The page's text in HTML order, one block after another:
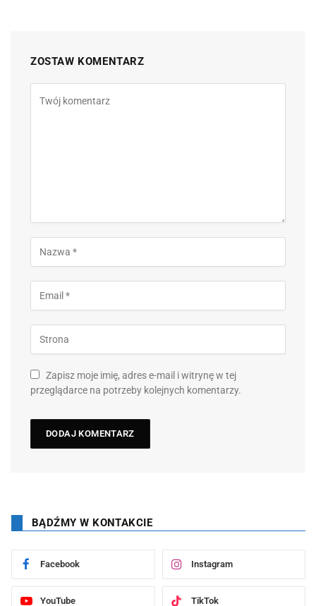
ZOSTAW KOMENTARZ
Zapisz moje imię, adres e-mail i witrynę w tej
przeglądarce na potrzeby kolejnych komentarzy.
BĄDŹMY W KONTAKCIE
Facebook Instagram
YouTube TikTok